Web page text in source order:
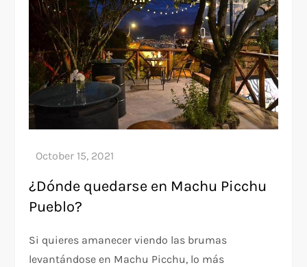
¿Dónde quedarse en Machu Picchu
Pueblo?
Si quieres amanecer viendo las brumas
levantándose en Machu Picchu, lo más